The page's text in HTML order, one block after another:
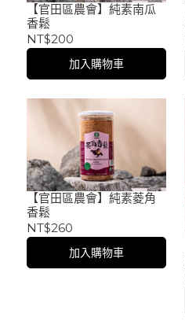
【官田區農會】純素南瓜
香鬆
NT$200
加入購物車
【官田區農會】純素菱角
香鬆
NT$260
加入購物車